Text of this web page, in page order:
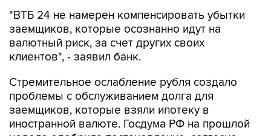
"ВТБ 24 не намерен компенсировать убытки
заемщиков, которые осознанно идут на
валютный риск, за счет других своих
клиентов", - заявил банк.
Стремительное ослабление рубля создало
проблемы с обслуживанием долга для
заемщиков, которые взяли ипотеку в
иностранной валюте. Госдума РФ на прошлой